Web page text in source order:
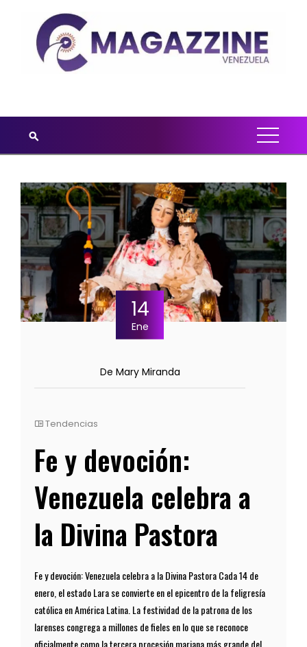
14
Ene
De Mary Miranda
Tendencias
Fe y devoción:
Venezuela celebra a
la Divina Pastora
Fe y devoción: Venezuela celebra a la Divina Pastora Cada 14 de
enero, el estado Lara se convierte en el epicentro de la feligresía
católica en América Latina. La festividad de la patrona de los
larenses congrega a millones de fieles en lo que se reconoce
oficialmente como la tercera procesión mariana más grande del